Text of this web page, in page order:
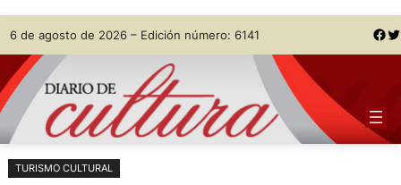
Saltar
al
contenido
Skip
to
content
6 de agosto de 2026 – Edición número: 6141 Facebook Twitter
TURISMO CULTURAL